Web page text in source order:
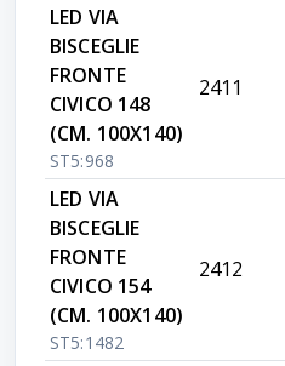
LED VIA
BISCEGLIE
FRONTE
CIVICO 148
(CM. 100X140)
ST5:968
2411
LED VIA
BISCEGLIE
FRONTE
CIVICO 154
(CM. 100X140)
ST5:1482
2412